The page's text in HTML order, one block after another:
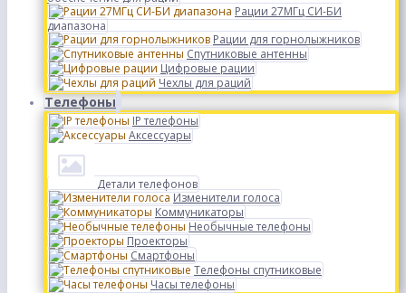
Рации 27МГц СИ-БИ
диапазона
Рации для горнолыжников
Спутниковые антенны
Цифровые рации
Чехлы для раций
Телефоны
IP телефоны
Аксессуары
Детали телефонов
Изменители голоса
Коммуникаторы
Необычные телефоны
Проекторы
Смартфоны
Телефоны спутниковые
Часы телефоны